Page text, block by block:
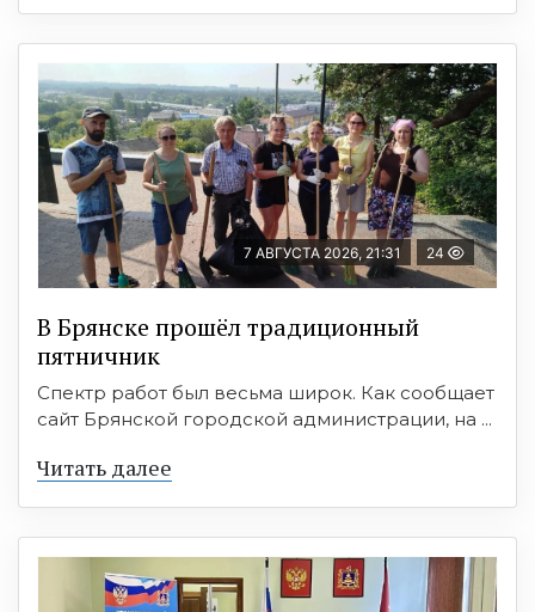
7 АВГУСТА 2026, 21:31 24
В Брянске прошёл традиционный
пятничник
Спектр работ был весьма широк. Как сообщает
сайт Брянской городской администрации, на ...
Читать далее